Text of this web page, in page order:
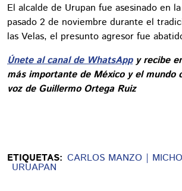
El alcalde de Urupan fue asesinado en
pasado 2 de noviembre durante el
las Velas, el presunto agresor fue
Únete al canal de WhatsAppy recibe
más importante de México y el mundo
voz de Guillermo Ortega Ruiz
ETIQUETAS: CARLOS MANZO
URUAPAN